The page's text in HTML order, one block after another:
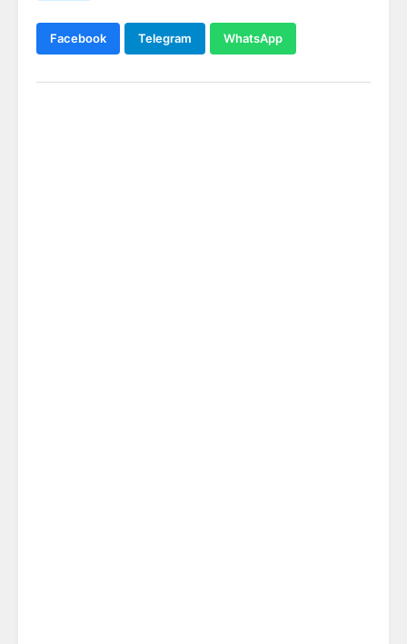
Facebook Telegram WhatsApp